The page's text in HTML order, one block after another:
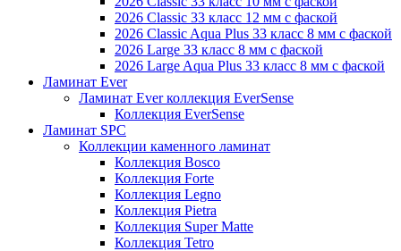
2026 Classic 33 класс 12 мм с фаской
2026 Classic Aqua Plus 33 класс 8 мм с фаской
2026 Large 33 класс 8 мм с фаской
2026 Large Aqua Plus 33 класс 8 мм с фаской
Ламинат Ever
Ламинат Ever коллекция EverSense
Коллекция EverSense
Ламинат SPC
Коллекции каменного ламинат
Коллекция Bosco
Коллекция Forte
Коллекция Legno
Коллекция Pietra
Коллекция Super Matte
Коллекция Tetro